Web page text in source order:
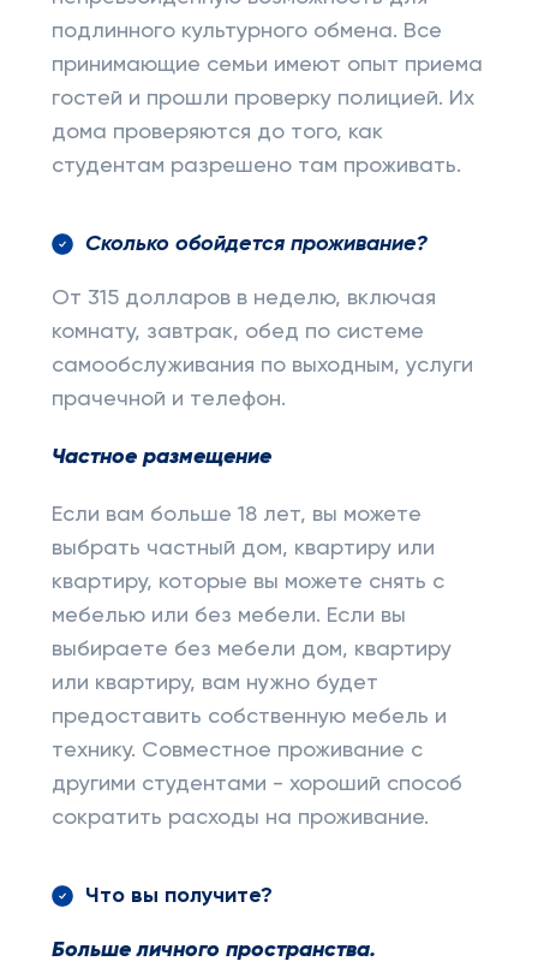
подлинного культурного обмена. Все
принимающие семьи имеют опыт приема
гостей и прошли проверку полицией. Их
дома проверяются до того, как
студентам разрешено там проживать.
Сколько обойдется проживание?
От 315 долларов в неделю, включая
комнату, завтрак, обед по системе
самообслуживания по выходным, услуги
прачечной и телефон.
Частное размещение
Если вам больше 18 лет, вы можете
выбрать частный дом, квартиру или
квартиру, которые вы можете снять с
мебелью или без мебели. Если вы
выбираете без мебели дом, квартиру
или квартиру, вам нужно будет
предоставить собственную мебель и
технику. Совместное проживание с
другими студентами - хороший способ
сократить расходы на проживание.
Что вы получите?
Больше личного пространства.